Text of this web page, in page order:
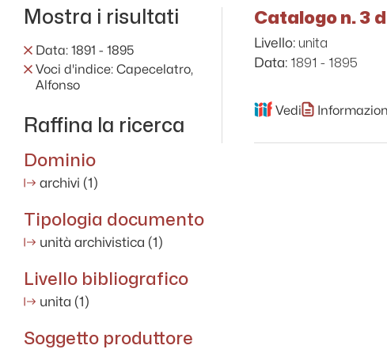
Mostra i risultati
Data: 1891 - 1895
Voci d'indice: Capecelatro,
Alfonso
Raffina la ricerca
Dominio
archivi (1)
Tipologia documento
unità archivistica (1)
Livello bibliografico
unita (1)
Soggetto produttore
Catalogo n. 3
Livello: unita
Data: 1891 - 1895
Vedi